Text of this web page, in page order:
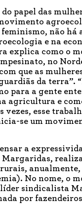
papel das
feminismo, não há
e na
explica como o
no
que as
da terra”.
para a gente
agricultura e
vezes, esse
se um
a
Margaridas,
anualmente,
No nome, o
líder sindicalista
por